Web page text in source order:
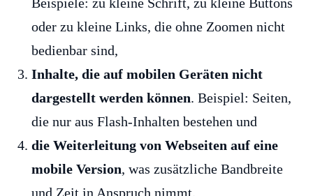
Beispiele: zu kleine Schrift, zu kleine Buttons
oder zu kleine Links, die ohne Zoomen nicht
bedienbar sind,
Inhalte, die auf mobilen Geräten nicht
dargestellt werden können. Beispiel: Seiten,
die nur aus Flash-Inhalten bestehen und
die Weiterleitung von Webseiten auf eine
mobile Version, was zusätzliche Bandbreite
und Zeit in Anspruch nimmt.